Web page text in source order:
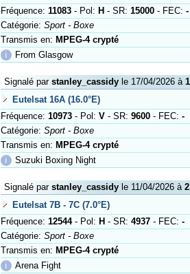
Fréquence: 11083- Pol: H - SR: 15000- FEC: -
Catégorie: Sport - Boxe
Transmis en: MPEG-4 crypté
ℹ
From Glasgow
Signalé par stanley_cassidyle 17/04/2026 à
Eutelsat 16A (16.0°E)
Fréquence: 10973- Pol: V- SR: 9600- FEC: -
Catégorie: Sport - Boxe
Transmis en: MPEG-4 crypté
ℹ
Suzuki Boxing Night
Signalé par stanley_cassidyle 11/04/2026 à
Eutelsat 7B - 7C (7.0°E)
Fréquence: 12544- Pol: H - SR: 4937- FEC: -
Catégorie: Sport - Boxe
Transmis en: MPEG-4 crypté
ℹ
Arena Fight